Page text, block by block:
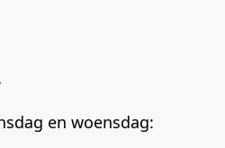
en woensdag: